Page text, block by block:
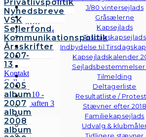
J/80 vintersejlads
Gråsælerne
Kapsejlads
Tirsdagskapsejlads
Indbydelse til
Kapsejladskalender
Sejladsbestemmelser
Tilmelding
Deltagerliste
Resultatliste /
Stævner efter 2018
Familiekapsejlads
Udvalg &
Privatlivspolitik
Nyhedsbreve
VSK
Sejlerfond
Kommunikationspolitik
Årsskrifter
2007-
13
Kontakt
Galleri
Andre
fotos
2005
album
2007
album
2008
album